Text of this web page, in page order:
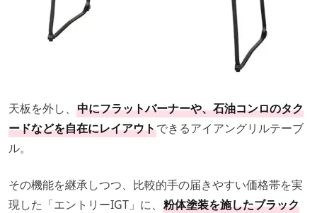
天板を外し、 中にフラットバーナーや、石油コンロのタク
ードなどを自在にレイアウトできるアイアングリルテーブ
ル。
その機能を継承しつつ、比較的手の届きやすい価格帯を実
現した「エントリーIGT」に、 粉体塗装を施したブラック